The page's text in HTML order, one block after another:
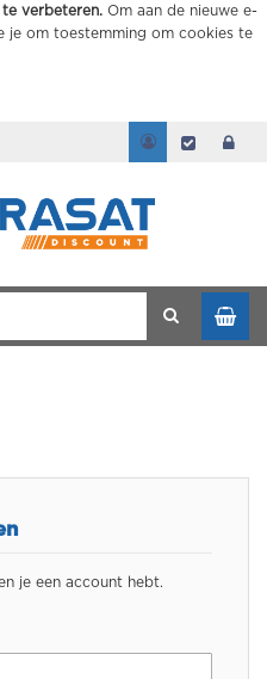
verbeteren. Om aan de nieuwe e-
je om toestemming om cookies te
je een account hebt.